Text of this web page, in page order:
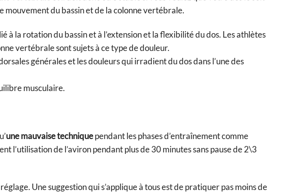
mouvement du bassin et de la colonne vertébrale.
à la rotation du bassin et à l’extension et la flexibilité du dos. Les athlètes
vertébrale sont sujets à ce type de douleur.
générales et les douleurs qui irradient du dos dans l’une des
musculaire.
une mauvaise techniquependant les phases d’entraînement comme
l’utilisation de l’aviron pendant plus de 30 minutes sans pause de 2\3
Une suggestion qui s’applique à tous est de pratiquer pas moins de